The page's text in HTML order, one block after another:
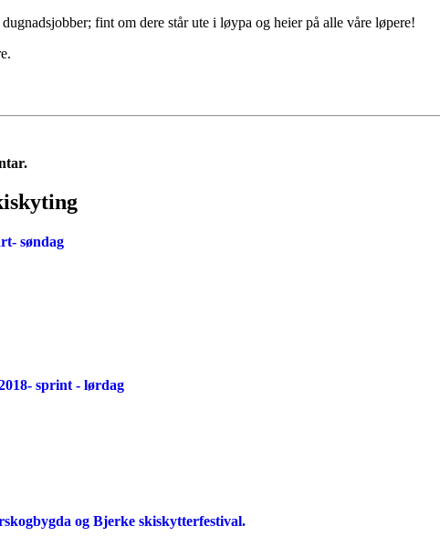
fint om dere står ute i løypa og heier på alle våre løpere!
søndag
sprint - lørdag
og Bjerke skiskytterfestival.